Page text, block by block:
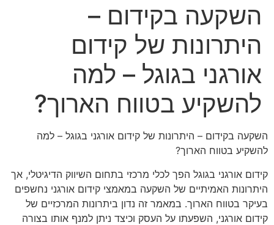
השקעה בקידום –
היתרונות של קידום
אורגני בגוגל – למה
להשקיע בטווח הארוך?
השקעה בקידום – היתרונות של קידום אורגני בגוגל – למה
להשקיע בטווח הארוך?
קידום אורגני בגוגל הפך לכלי מרכזי בתחום השיווק הדיגיטלי, אך
היתרונות האמיתיים של השקעה במאמצי קידום אורגני נחשפים
בעיקר בטווח הארוך. במאמר זה נדון ביתרונות המרכזיים של
קידום אורגני, השפעתו על העסק וכיצד ניתן למנף אותו בצורה